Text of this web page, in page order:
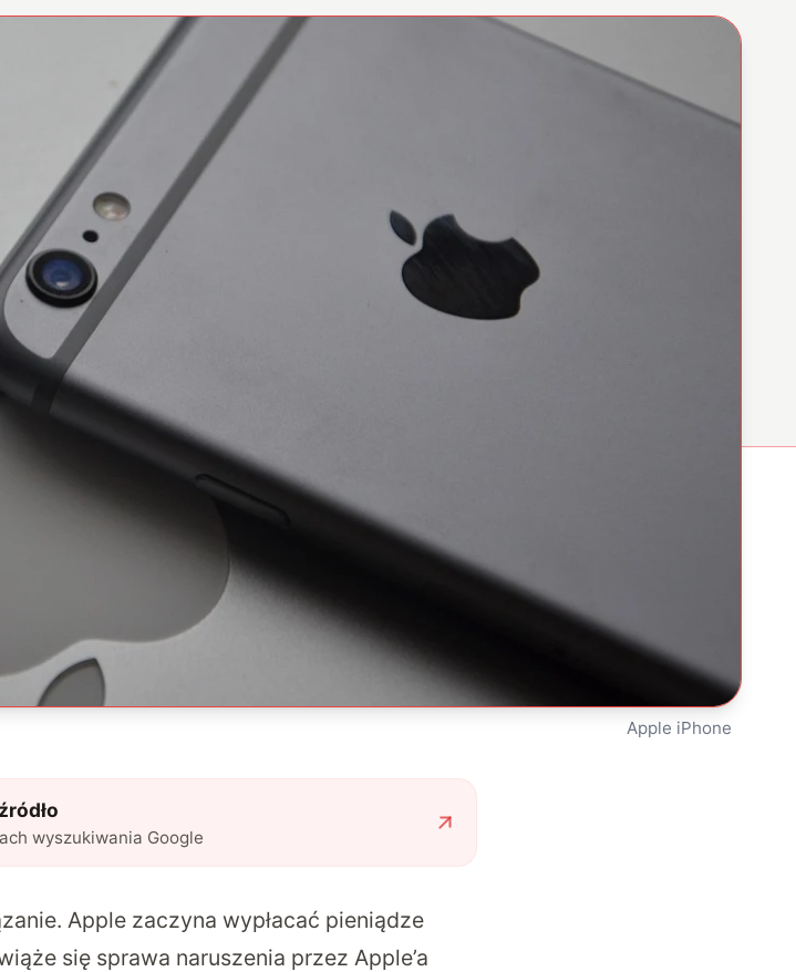
Apple iPhone
wyszukiwania Google
Apple zaczyna wypłacać pieniądze
się sprawa naruszenia przez Apple’a